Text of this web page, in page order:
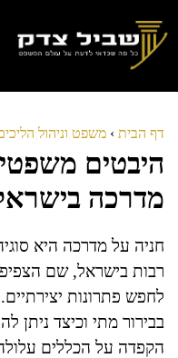
לתוכן
דף הבית › משפט וניהול
היבטים
מדרכה
חניה על מדרכה היא
רבות בישראל, שם
לחפש פתרונות
בבירור מתי וכיצד ניתן
הקפדה על הכללים